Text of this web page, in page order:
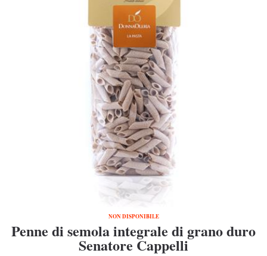
NON DISPONIBILE
Penne di semola integrale di grano duro
Senatore Cappelli